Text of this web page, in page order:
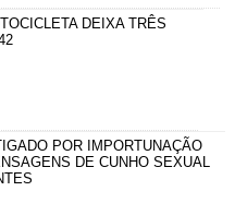
DEIXA TRÊS
POR IMPORTUNAÇÃO
DE CUNHO SEXUAL